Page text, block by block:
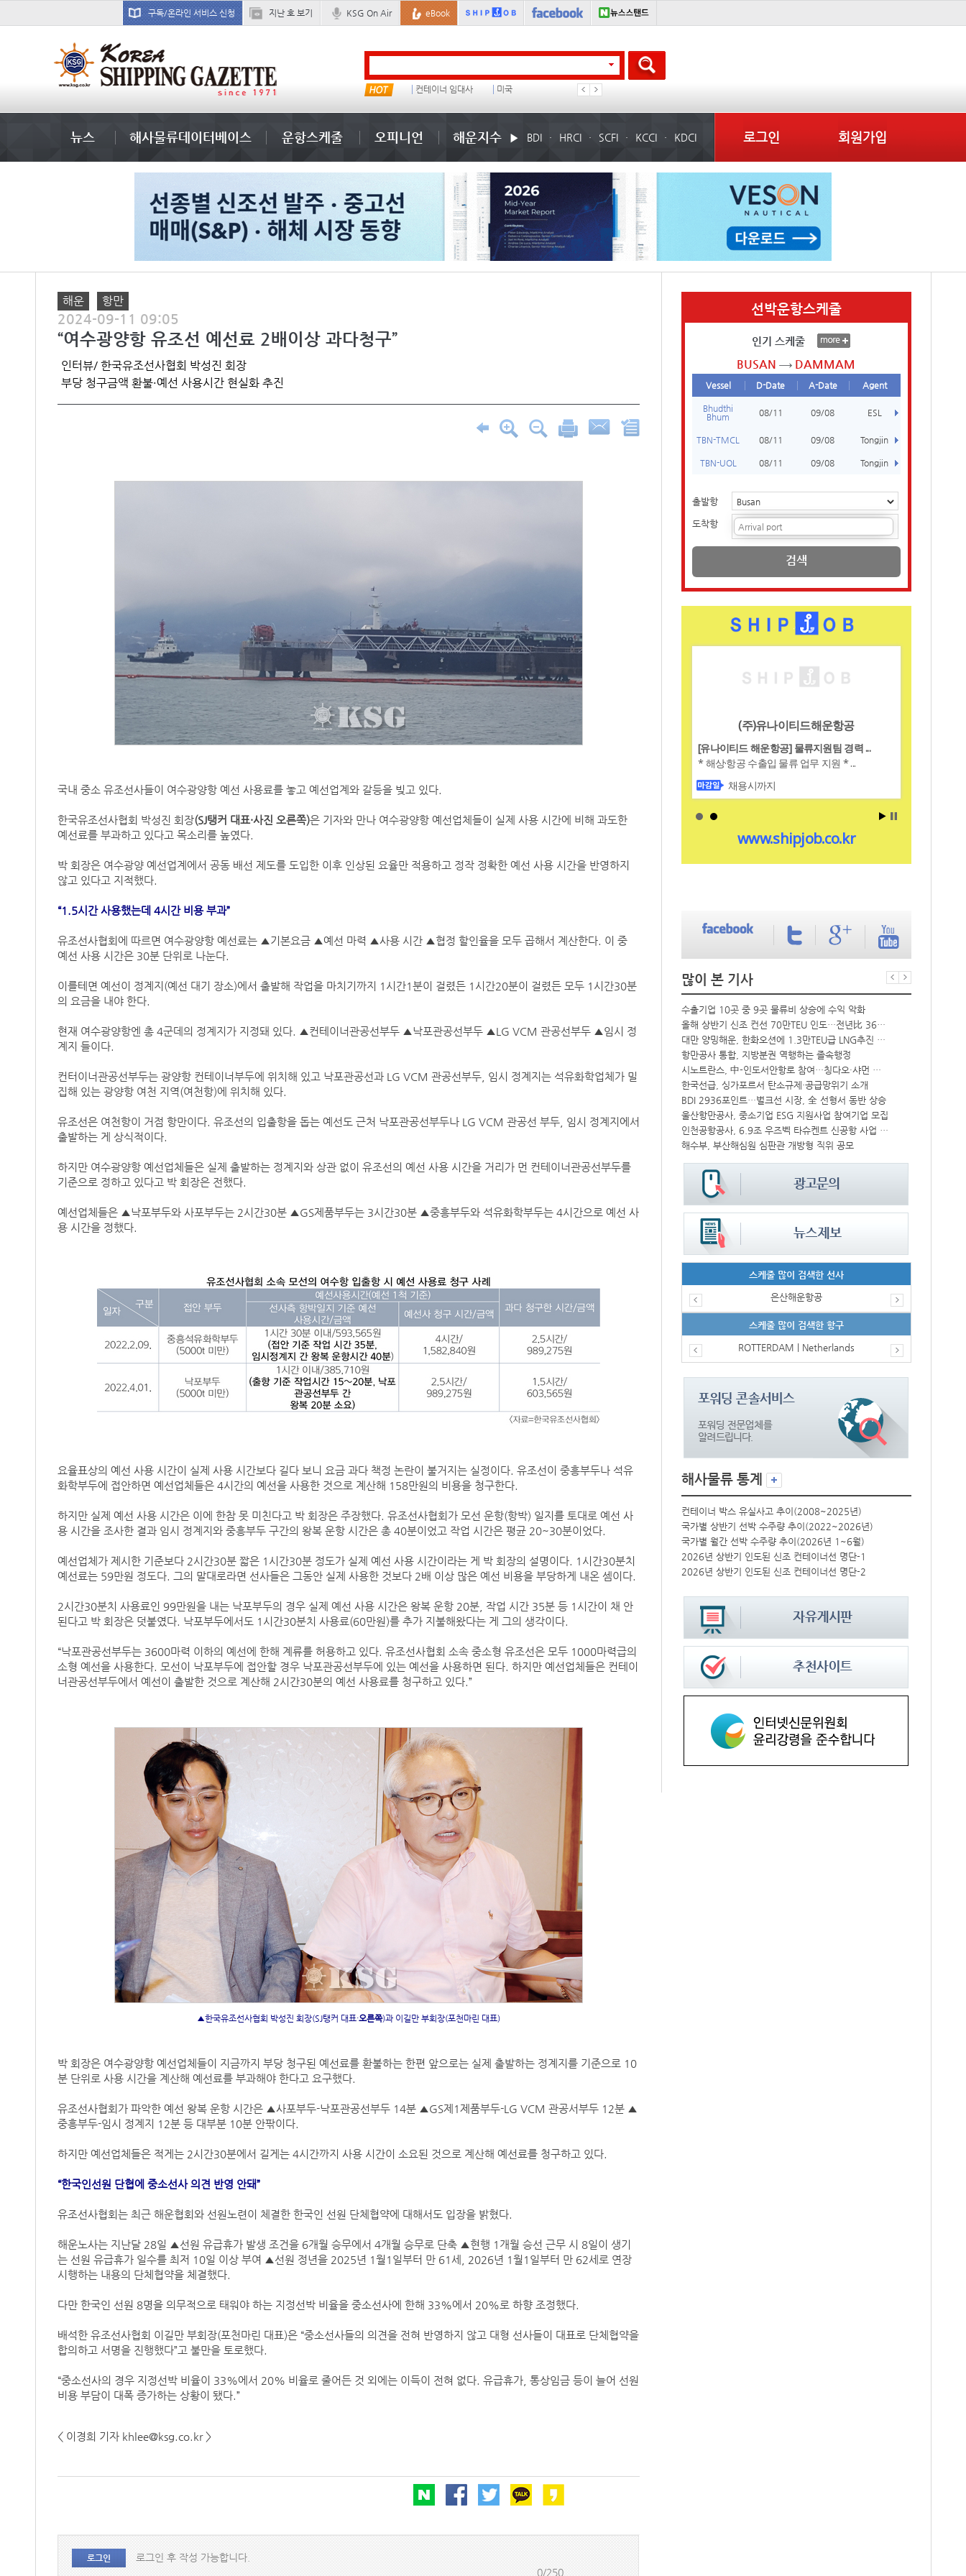
구독/온라인 서비스 신청 지난 호 보기 KSG On Air eBook
국제선박투자운용 컨테이너 임대사 미국 1
뉴스 해사물류데이터베이스 운항스케줄 오피니언 해운지수 BDI HRCI SCFI KCCI KDCI 로그인 회원가입
해운 항만
2024-09-11 09:05
“여수광양항 유조선 예선료 2배이상 과다청구”
인터뷰/ 한국유조선사협회 박성진 회장
부당 청구금액 환불·예선 사용시간 현실화 추진
국내 중소 유조선사들이 여수광양항 예선 사용료를 놓고 예선업계와 갈등을 빚고 있다.
한국유조선사협회 박성진 회장(SJ탱커 대표·사진 오른쪽)은 기자와 만나 여수광양항 예선업체들이 실제 사용 시간에 비해 과도한
예선료를 부과하고 있다고 목소리를 높였다.
박 회장은 여수광양 예선업계에서 공동 배선 제도를 도입한 이후 인상된 요율만 적용하고 정작 정확한 예선 사용 시간을 반영하지
않고 있다고 지적했다.
“1.5시간 사용했는데 4시간 비용 부과”
유조선사협회에 따르면 여수광양항 예선료는 ▲기본요금 ▲예선 마력 ▲사용 시간 ▲협정 할인율을 모두 곱해서 계산한다. 이 중
예선 사용 시간은 30분 단위로 나눈다.
이를테면 예선이 정계지(예선 대기 장소)에서 출발해 작업을 마치기까지 1시간1분이 걸렸든 1시간20분이 걸렸든 모두 1시간30분
의 요금을 내야 한다.
현재 여수광양항엔 총 4군데의 정계지가 지정돼 있다. ▲컨테이너관공선부두 ▲낙포관공선부두 ▲LG VCM 관공선부두 ▲임시 정
계지 들이다.
컨터이너관공선부두는 광양항 컨테이너부두에 위치해 있고 낙포관공선과 LG VCM 관공선부두, 임시 정계지는 석유화학업체가 밀
집해 있는 광양항 여천 지역(여천항)에 위치해 있다.
유조선은 여천항이 거점 항만이다. 유조선의 입출항을 돕는 예선도 근처 낙포관공선부두나 LG VCM 관공선 부두, 임시 정계지에서
출발하는 게 상식적이다.
하지만 여수광양항 예선업체들은 실제 출발하는 정계지와 상관 없이 유조선의 예선 사용 시간을 거리가 먼 컨테이너관공선부두를
기준으로 정하고 있다고 박 회장은 전했다.
예선업체들은 ▲낙포부두와 사포부두는 2시간30분 ▲GS제품부두는 3시간30분 ▲중흥부두와 석유화학부두는 4시간으로 예선 사
용 시간을 정했다.
요율표상의 예선 사용 시간이 실제 사용 시간보다 길다 보니 요금 과다 책정 논란이 불거지는 실정이다. 유조선이 중흥부두나 석유
화학부두에 접안하면 예선업체들은 4시간의 예선을 사용한 것으로 계산해 158만원의 비용을 청구한다.
하지만 실제 예선 사용 시간은 이에 한참 못 미친다고 박 회장은 주장했다. 유조선사협회가 모선 운항(항박) 일지를 토대로 예선 사
용 시간을 조사한 결과 임시 정계지와 중흥부두 구간의 왕복 운항 시간은 총 40분이었고 작업 시간은 평균 20~30분이었다.
예선업체가 제시한 기준보다 2시간30분 짧은 1시간30분 정도가 실제 예선 사용 시간이라는 게 박 회장의 설명이다. 1시간30분치
예선료는 59만원 정도다. 그의 말대로라면 선사들은 그동안 실제 사용한 것보다 2배 이상 많은 예선 비용을 부당하게 내온 셈이다.
2시간30분치 사용료인 99만원을 내는 낙포부두의 경우 실제 예선 사용 시간은 왕복 운항 20분, 작업 시간 35분 등 1시간이 채 안
된다고 박 회장은 덧붙였다. 낙포부두에서도 1시간30분치 사용료(60만원)를 추가 지불해왔다는 게 그의 생각이다.
“낙포관공선부두는 3600마력 이하의 예선에 한해 계류를 허용하고 있다. 유조선사협회 소속 중소형 유조선은 모두 1000마력급의
소형 예선을 사용한다. 모선이 낙포부두에 접안할 경우 낙포관공선부두에 있는 예선을 사용하면 된다. 하지만 예선업체들은 컨테이
너관공선부두에서 예선이 출발한 것으로 계산해 2시간30분의 예선 사용료를 청구하고 있다.”
▲한국유조선사협회 박성진 회장(SJ탱커 대표·오른쪽)과 이길만 부회장(포천마린 대표)
박 회장은 여수광양항 예선업체들이 지금까지 부당 청구된 예선료를 환불하는 한편 앞으로는 실제 출발하는 정계지를 기준으로 10
분 단위로 사용 시간을 계산해 예선료를 부과해야 한다고 요구했다.
유조선사협회가 파악한 예선 왕복 운항 시간은 ▲사포부두-낙포관공선부두 14분 ▲GS제1제품부두-LG VCM 관공서부두 12분 ▲
중흥부두-임시 정계지 12분 등 대부분 10분 안팎이다.
하지만 예선업체들은 적게는 2시간30분에서 길게는 4시간까지 사용 시간이 소요된 것으로 계산해 예선료를 청구하고 있다.
“한국인선원 단협에 중소선사 의견 반영 안돼”
유조선사협회는 최근 해운협회와 선원노련이 체결한 한국인 선원 단체협약에 대해서도 입장을 밝혔다.
해운노사는 지난달 28일 ▲선원 유급휴가 발생 조건을 6개월 승무에서 4개월 승무로 단축 ▲현행 1개월 승선 근무 시 8일이 생기
는 선원 유급휴가 일수를 최저 10일 이상 부여 ▲선원 정년을 2025년 1월1일부터 만 61세, 2026년 1월1일부터 만 62세로 연장
시행하는 내용의 단체협약을 체결했다.
다만 한국인 선원 8명을 의무적으로 태워야 하는 지정선박 비율을 중소선사에 한해 33%에서 20%로 하향 조정했다.
배석한 유조선사협회 이길만 부회장(포천마린 대표)은 “중소선사들의 의견을 전혀 반영하지 않고 대형 선사들이 대표로 단체협약을
합의하고 서명을 진행했다”고 불만을 토로했다.
“중소선사의 경우 지정선박 비율이 33%에서 20% 비율로 줄어든 것 외에는 이득이 전혀 없다. 유급휴가, 통상임금 등이 늘어 선원
비용 부담이 대폭 증가하는 상황이 됐다.”
< 이경희 기자 khlee@ksg.co.kr >
로그인
로그인 후 작성 가능합니다.
0/250
선박운항스케줄
인기 스케줄
BUSAN DAMMAM
Vessel D-Date A-Date Agent
Bhudthi
Bhum
08/11 09/08 ESL
TBN-TMCL 08/11 09/08 Tongjin
TBN-UOL 08/11 09/08 Tongjin
출발항
도착항
검색
많이 본 기사
‘韓中 웃고 日 울고’ 상반기 선박수주량 희비교차
페덱스, 광저우-시드니 직항 화물노선 개설
수출기업 10곳 중 9곳 물류비 상승에 수익 악화
올해 상반기 신조 컨선 70만TEU 인도…전년比 36% 감소
대만 양밍해운, 한화오션에 1.3만TEU급 LNG추진 컨선 6척 발주
항만공사 통합, 지방분권 역행하는 졸속행정
시노트란스, 中-인도서안항로 참여…칭다오·샤먼 직항
한국선급, 싱가포르서 탄소규제·공급망위기 소개
BDI 2936포인트…벌크선 시장, 全 선형서 동반 상승
울산항만공사, 중소기업 ESG 지원사업 참여기업 모집
인천공항공사, 6.9조 우즈벡 타슈켄트 신공항 사업 참여
해수부, 부산해심원 심판관 개방형 직위 공모
스케줄 많이 검색한 선사
은산해운항공
스케줄 많이 검색한 항구
NANSHA | China ROTTERDAM | Netherlands
해사물류 통계
컨테이너 박스 유실사고 추이(2008~2025년)
국가별 상반기 선박 수주량 추이(2022~2026년)
2026년 상반기 인도된 신조 컨테이너선 명단-1
2026년 상반기 인도된 신조 컨테이너선 명단-2
컨테이너 박스 유실사고 추이(2008~2025년)
국가별 상반기 선박 수주량 추이(2022~2026년)
국가별 월간 선박 수주량 추이(2026년 1~6월)
2026년 상반기 인도된 신조 컨테이너선 명단-1
2026년 상반기 인도된 신조 컨테이너선 명단-2